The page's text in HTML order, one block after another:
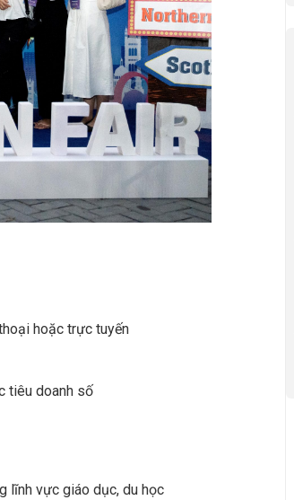
hoặc trực tuyến
tiêu doanh số
lĩnh vực giáo dục, du học